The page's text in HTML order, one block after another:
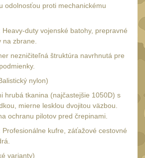
7
7
7
odolnosťou proti mechanickému
Heavy-duty vojenské batohy, prepravné
zbrane.
nezničiteľná štruktúra navrhnutá pre
nylon)
hrubá tkanina (najčastejšie 1050D) s
mierne lesklou dvojitou väzbou.
ochranu pilotov pred črepinami.
Profesionálne kufre, záťažové cestovné
varianty)